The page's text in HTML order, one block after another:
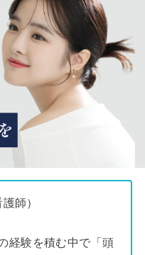
師）
経験を積む中で「頭